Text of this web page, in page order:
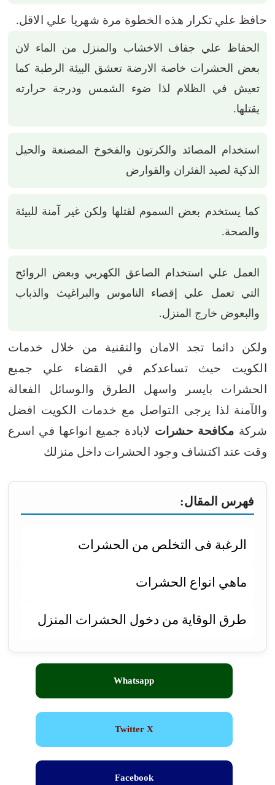
حافظ علي تكرار هذه الخطوة مرة شهريا علي الاقل.
الحفاظ علي جفاف الاخشاب والمنزل من الماء لان
بعض الحشرات خاصة الارضة تعشق البيئة الرطبة كما
تعيش في الظلام لذا ضوء الشمس ودرجة حرارته
يقتلها.
استخدام المصائد والكرتون والفخوخ المصنعة والحيل
الذكية لصيد الفئران والقوارض
كما يستخدم بعض السموم لقتلها ولكن غير آمنة للبيئة
والصحة.
العمل علي استخدام الصاعق الكهربي وبعض الروائح
التي تعمل علي إقصاء الناموس والبراغيث والذباب
والبعوض خارج المنزل.
ولكن دائما تجد الامان والتقنية من خلال خدمات
الكويت حيث تساعدكم في القضاء علي جميع
الحشرات بايسر واسهل الطرق والوسائل الفعالة
والآمنة لذا يرجى التواصل مع خدمات الكويت افضل
شركة مكافحة حشرات لابادة جميع انواعها في اسرع
وقت عند اكتشاف وجود الحشرات داخل منزلك
فهرس المقال:
الرغبة فى التخلص من الحشرات
ماهي انواع الحشرات
طرق الوقاية من دخول الحشرات المنزل
Whatsapp
Twitter X
Facebook